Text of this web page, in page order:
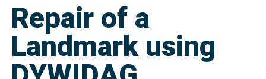
Repair of a
Landmark using